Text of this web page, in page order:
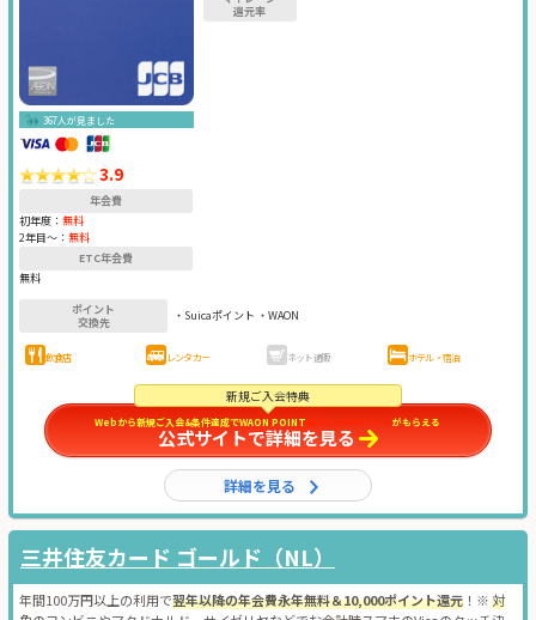
367人が見ました
3.9
年会費
初年度： 無料
2年目〜： 無料
ETC年会費
無料
還元率
ポイント
交換先
・Suicaポイント ・WAON
飲食店 レンタカー ネット通販 ホテル・宿泊
Webから新規ご入会&条件達成でWAON POINT 最大5,000ポイントがもらえる
新規ご入会特典
公式サイトで詳細を見る
詳細を見る
三井住友カード ゴールド（NL）
年間100万円以上の利用で翌年以降の年会費永年無料＆10,000ポイント還元 ！※対